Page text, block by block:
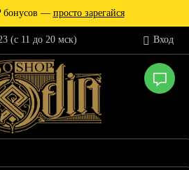
бонусов — просто зарегайся
(c 11 до 20 мск) Вход